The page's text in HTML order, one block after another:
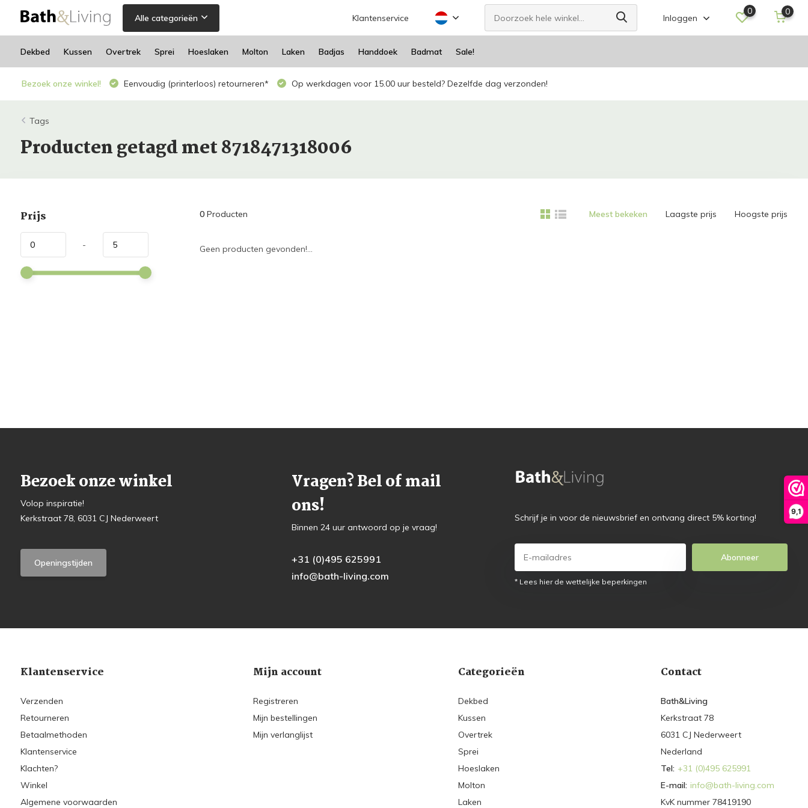
9,1
Alle categorieën Klantenservice Inloggen
0 0
Dekbed Kussen Overtrek Sprei Hoeslaken Molton Laken Badjas Handdoek Badmat Sale!
Bezoek onze winkel! Eenvoudig (printerloos) retourneren* Op werkdagen voor 15.00 uur besteld? Dezelfde dag verzonden!
Tags
Producten getagd met 8718471318006
Prijs
-
0Producten Meest bekeken Laagste prijs Hoogste prijs
Geen producten gevonden!...
Bezoek onze winkel
Volop inspiratie!
Kerkstraat 78, 6031 CJ Nederweert
Openingstijden
Vragen? Bel of mail
ons!
Binnen 24 uur antwoord op je vraag!
+31 (0)495 625991
info@bath-living.com
Schrijf je in voor de nieuwsbrief en ontvang direct 5% korting!
Abonneer
* Lees hier de wettelijke beperkingen
Klantenservice
Verzenden
Retourneren
Betaalmethoden
Klantenservice
Klachten?
Winkel
Algemene voorwaarden
Mijn account
Registreren
Mijn bestellingen
Mijn verlanglijst
Categorieën
Dekbed
Kussen
Overtrek
Sprei
Hoeslaken
Molton
Laken
Contact
Bath&Living
Kerkstraat 78
6031 CJ Nederweert
Nederland
Tel: +31 (0)495 625991
E-mail: info@bath-living.com
KvK nummer 78419190